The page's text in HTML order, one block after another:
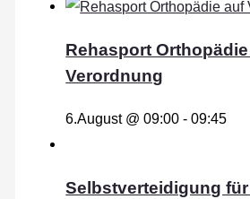
Rehasport
Verordnung
6.August @ 09:00 -09:45
Selbstverteidigung